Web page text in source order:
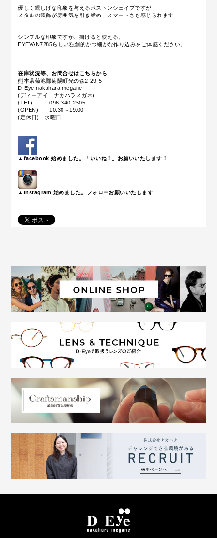
優しく親しげな印象を与えるボストンシェイプですが
メタルの装飾が雰囲気を引き締め、スマートさも感じられます
シンプルな印象ですが、掛けると映える。
EYEVAN7285らしい独創的かつ細かな作り込みをご体感ください。
在庫状況等、お問合せはこちらから
熊本県菊池郡菊陽町光の森2-29-5
D-Eye nakahara megane
(ディーアイ ナカハラメガネ)
(TEL) 096-340-2505
(OPEN) 10:30～19:00
(定休日) 水曜日
▲facebook 始めました。「いいね！」お願いいたします！
▲Instagram 始めました。フォローお願いいたします